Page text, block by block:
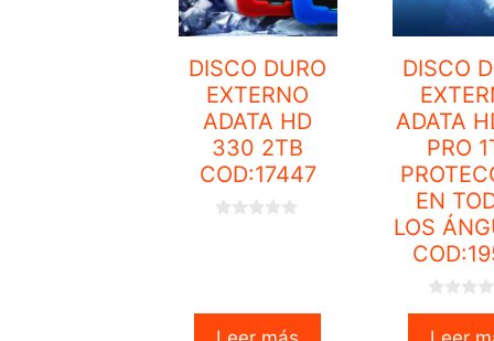
DISCO DURO
EXTERNO
ADATA HD
330 2TB
COD:17447
DISCO
ADATA
PRO
EN
LOS
0